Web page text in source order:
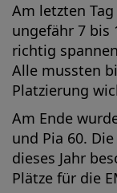
Am letzten
ungefähr 7 bis
richtig
Alle mussten
Platzierung
Am Ende
und Pia 60.
dieses Jahr
Plätze für die